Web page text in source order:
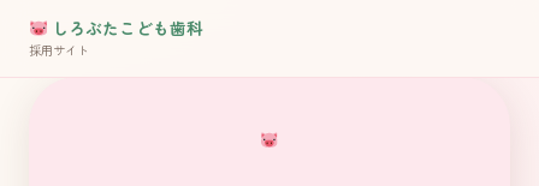
しろぶたこども歯科
採用サイト